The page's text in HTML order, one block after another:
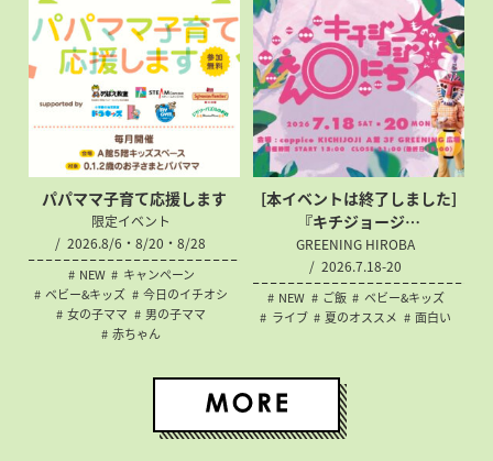
パパママ子育て応援します
限定イベント
2026.8/6・8/20・8/28
NEW
キャンペーン
ベビー&キッズ
今日のイチオシ
女の子ママ
男の子ママ
赤ちゃん
[本イベントは終了しました]
『キチジョージ…
GREENING HIROBA
2026.7.18-20
NEW ご飯
ベビー&キッズ
ライブ
夏のオススメ 面白い